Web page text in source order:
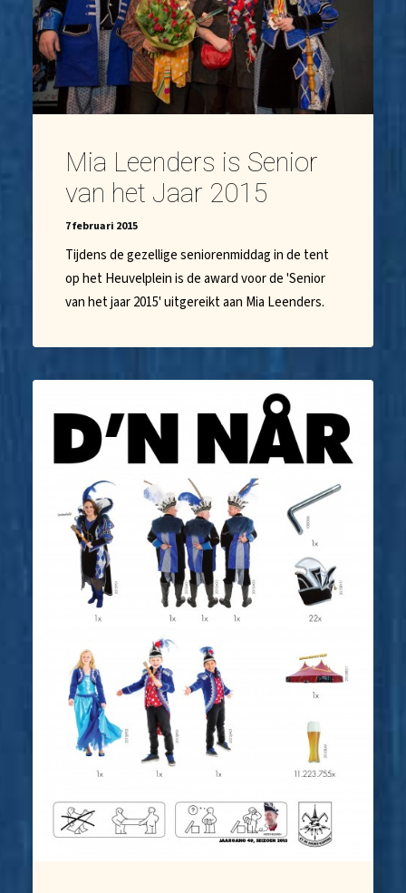
Mia Leenders is Senior
van het Jaar 2015
7 februari 2015
Tijdens de gezellige seniorenmiddag in de tent
op het Heuvelplein is de award voor de 'Senior
van het jaar 2015' uitgereikt aan Mia Leenders.